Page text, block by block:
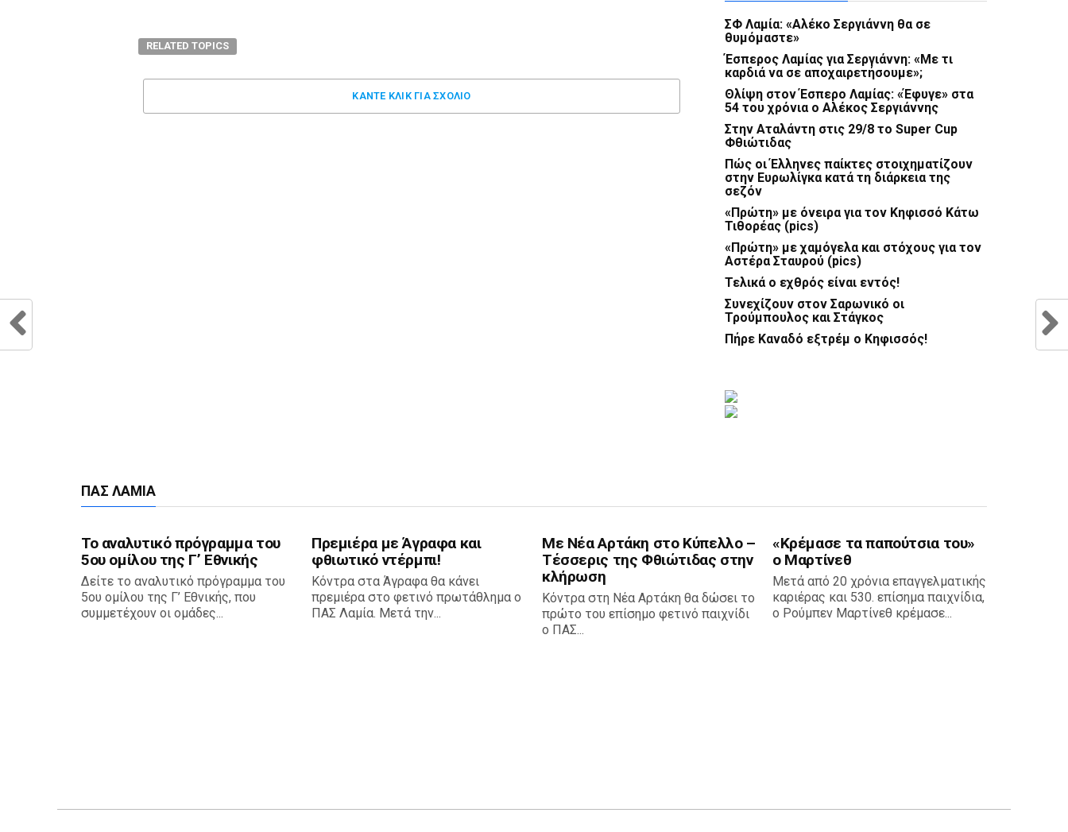
RELATED TOPICS
ΚΑΝΤΕ ΚΛΊΚ ΓΙΑ ΣΧΌΛΙΟ
ΣΦ Λαμία: «Αλέκο Σεργιάννη θα σε
θυμόμαστε»
Έσπερος Λαμίας για Σεργιάννη: «Με τι
καρδιά να σε αποχαιρετήσουμε»;
Θλίψη στον Έσπερο Λαμίας: «Έφυγε» στα
54 του χρόνια ο Αλέκος Σεργιάννης
Στην Αταλάντη στις 29/8 το Super Cup
Φθιώτιδας
Πώς οι Έλληνες παίκτες στοιχηματίζουν
στην Ευρωλίγκα κατά τη διάρκεια της
σεζόν
«Πρώτη» με όνειρα για τον Κηφισσό Κάτω
Τιθορέας (pics)
«Πρώτη» με χαμόγελα και στόχους για τον
Αστέρα Σταυρού (pics)
Τελικά ο εχθρός είναι εντός!
Συνεχίζουν στον Σαρωνικό οι
Τρούμπουλος και Στάγκος
Πήρε Καναδό εξτρέμ ο Κηφισσός!
ΠΑΣ ΛΑΜΊΑ
Το αναλυτικό πρόγραμμα του
5ου ομίλου της Γ’ Εθνικής
Δείτε το αναλυτικό πρόγραμμα του
5ου ομίλου της Γ’ Εθνικής, που
συμμετέχουν οι ομάδες...
Πρεμιέρα με Άγραφα και
φθιωτικό ντέρμπι!
Κόντρα στα Άγραφα θα κάνει
πρεμιέρα στο φετινό πρωτάθλημα ο
ΠΑΣ Λαμία. Μετά την...
Με Νέα Αρτάκη στο Κύπελλο –
Τέσσερις της Φθιώτιδας στην
κλήρωση
Κόντρα στη Νέα Αρτάκη θα δώσει το
πρώτο του επίσημο φετινό παιχνίδι
ο ΠΑΣ...
«Κρέμασε τα παπούτσια του»
ο Μαρτίνεθ
Μετά από 20 χρόνια επαγγελματικής
καριέρας και 530. επίσημα παιχνίδια,
ο Ρούμπεν Μαρτίνεθ κρέμασε...